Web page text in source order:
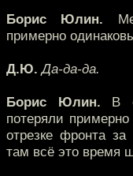
Борис Юлин.
примерно
Д.Ю. Да-да-да.
Борис Юлин. В
потеряли
отрезке фронта
там всё это время